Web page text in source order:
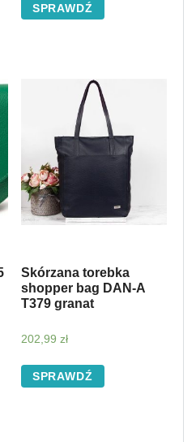
SPRAWDŹ
Skórzana torebka
shopper bag DAN-A
T379 granat
202,99 zł
SPRAWDŹ